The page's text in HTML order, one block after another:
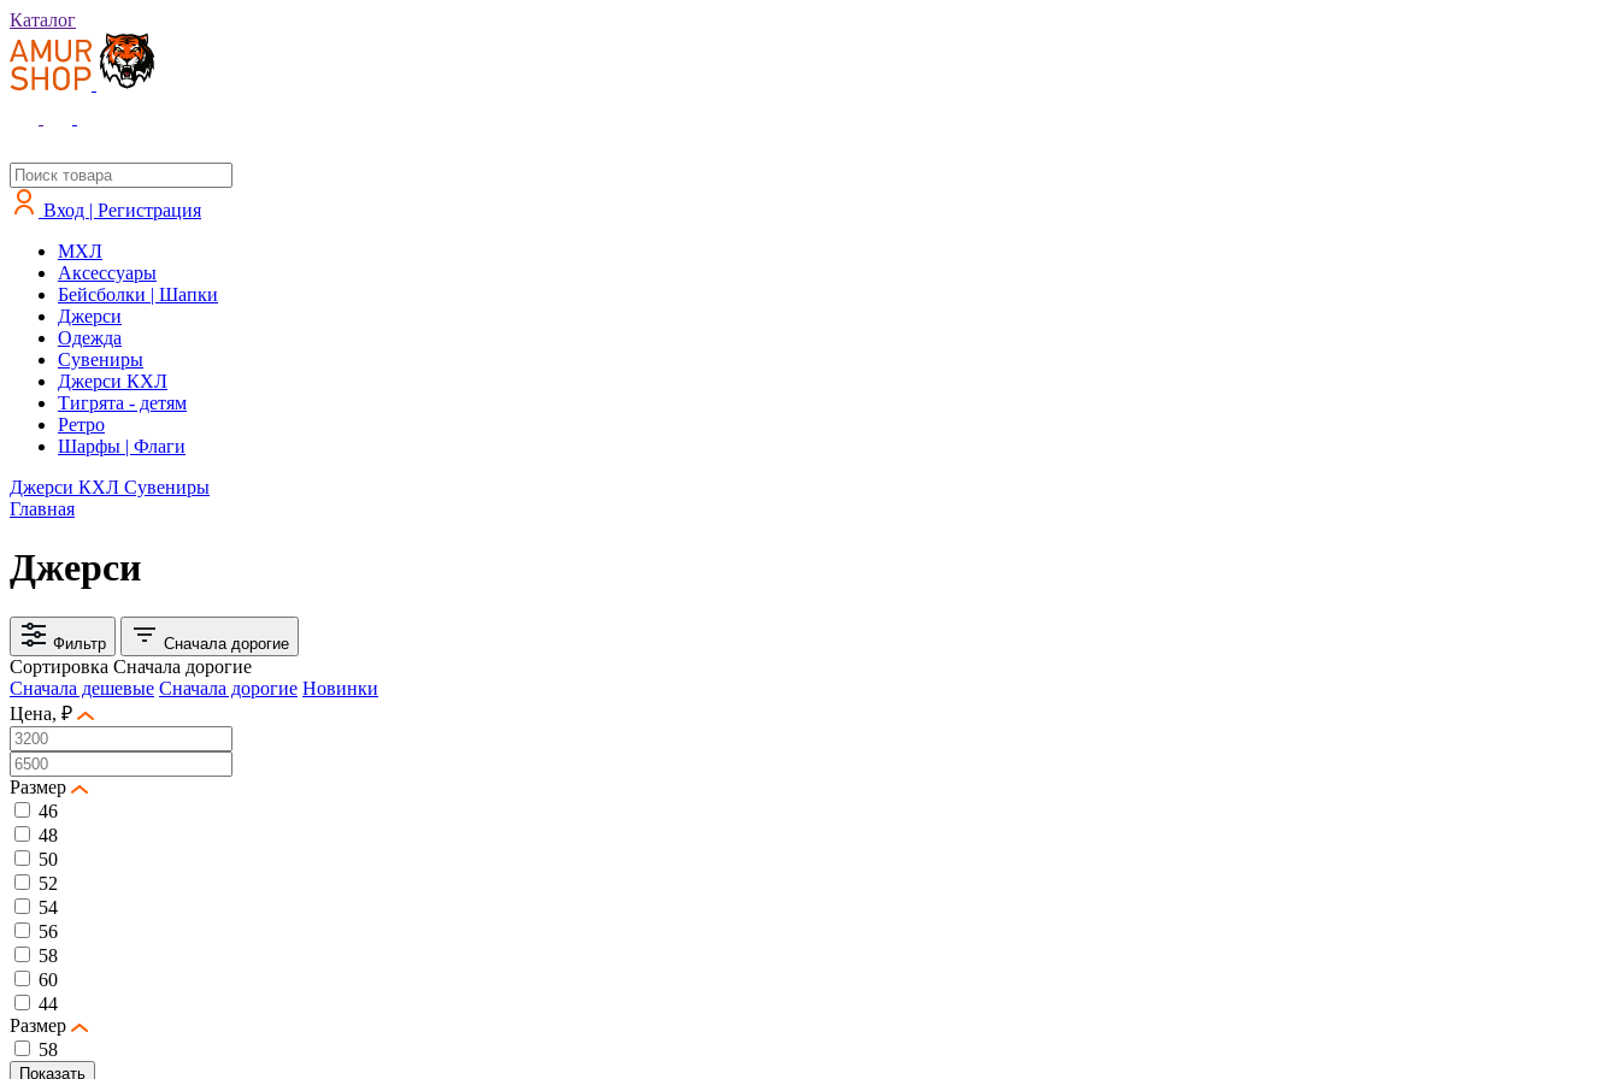
Каталог
Вход | Регистрация
MXЛ
Аксессуары
Бейсболки | Шапки
Джерси
Одежда
Сувениры
Джерси КХЛ
Тигрята - детям
Ретро
Шарфы | Флаги
Джерси КХЛ Сувениры
Главная
Джерси
Фильтр Сначала дорогие
Сортировка Сначала дорогие
Сначала дешевые Сначала дорогие Новинки
Цена, ₽
Размер
46
48
50
52
54
56
58
60
44
Размер
58